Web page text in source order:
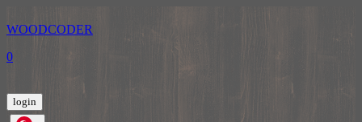
WOODCODER
0
login